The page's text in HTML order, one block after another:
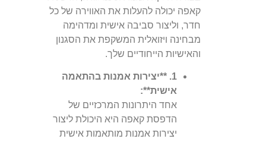
קאפה יכולה להעלות את האווירה של כל
חדר, וליצור סביבה אישית ומדהימה
מבחינה ויזואלית המשקפת את הסגנון
והאישיות הייחודיים שלך.
1. **יצירות אמנות בהתאמה
אישית**:
אחד היתרונות המרכזיים של
הדפסת קאפה היא היכולת ליצור
יצירות אמנות מותאמות אישית